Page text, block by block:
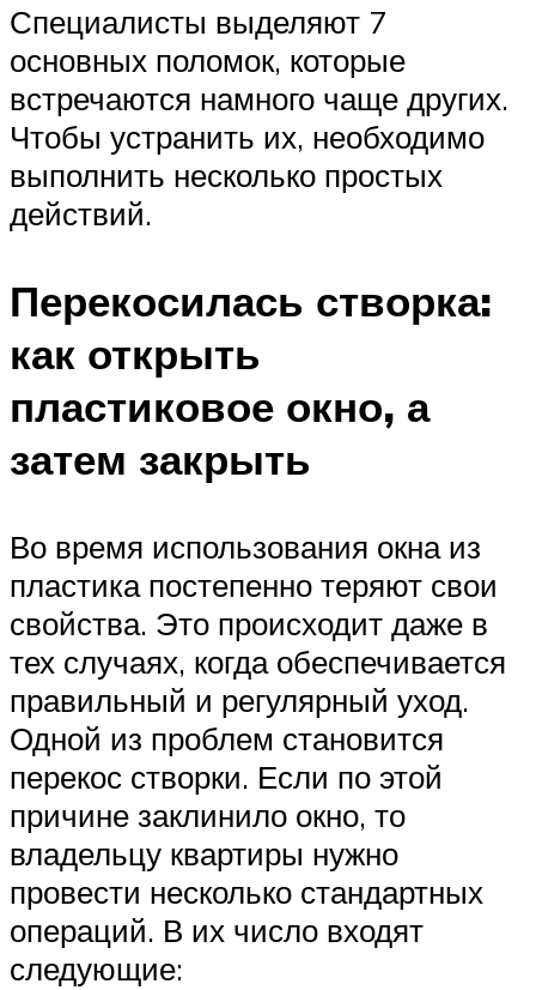
Специалисты выделяют 7
основных поломок, которые
встречаются намного чаще других.
Чтобы устранить их, необходимо
выполнить несколько простых
действий.
Перекосилась створка:
как открыть
пластиковое окно, а
затем закрыть
Во время использования окна из
пластика постепенно теряют свои
свойства. Это происходит даже в
тех случаях, когда обеспечивается
правильный и регулярный уход.
Одной из проблем становится
перекос створки. Если по этой
причине заклинило окно, то
владельцу квартиры нужно
провести несколько стандартных
операций. В их число входят
следующие: